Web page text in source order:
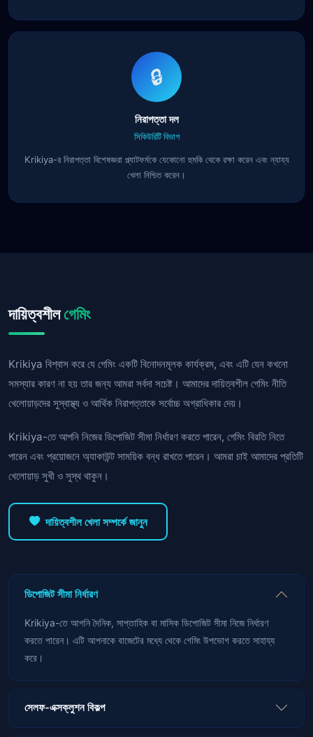
🔒
নিরাপত্তা দল
সিকিউরিটি বিভাগ
Krikiya-র নিরাপত্তা বিশেষজ্ঞরা প্ল্যাটফর্মকে যেকোনো হুমকি থেকে রক্ষা করেন এবং ন্যায্য
খেলা নিশ্চিত করেন।
দায়িত্বশীলগেমিং
Krikiya বিশ্বাস করে যে গেমিং একটি বিনোদনমূলক কার্যক্রম, এবং এটি যেন কখনো
সমস্যার কারণ না হয় তার জন্য আমরা সর্বদা সচেষ্ট। আমাদের দায়িত্বশীল গেমিং নীতি
খেলোয়াড়দের সুস্বাস্থ্য ও আর্থিক নিরাপত্তাকে সর্বোচ্চ অগ্রাধিকার দেয়।
Krikiya-তে আপনি নিজের ডিপোজিট সীমা নির্ধারণ করতে পারেন, গেমিং বিরতি নিতে
পারেন এবং প্রয়োজনে অ্যাকাউন্ট সাময়িক বন্ধ রাখতে পারেন। আমরা চাই আমাদের প্রতিটি
খেলোয়াড় সুখী ও সুস্থ থাকুন।
দায়িত্বশীল খেলা সম্পর্কে জানুন
ডিপোজিট সীমা নির্ধারণ
Krikiya-তে আপনি দৈনিক, সাপ্তাহিক বা মাসিক ডিপোজিট সীমা নিজে নির্ধারণ
করতে পারেন। এটি আপনাকে বাজেটের মধ্যে থেকে গেমিং উপভোগ করতে সাহায্য
করে।
সেলফ-এক্সক্লুশন বিকল্প